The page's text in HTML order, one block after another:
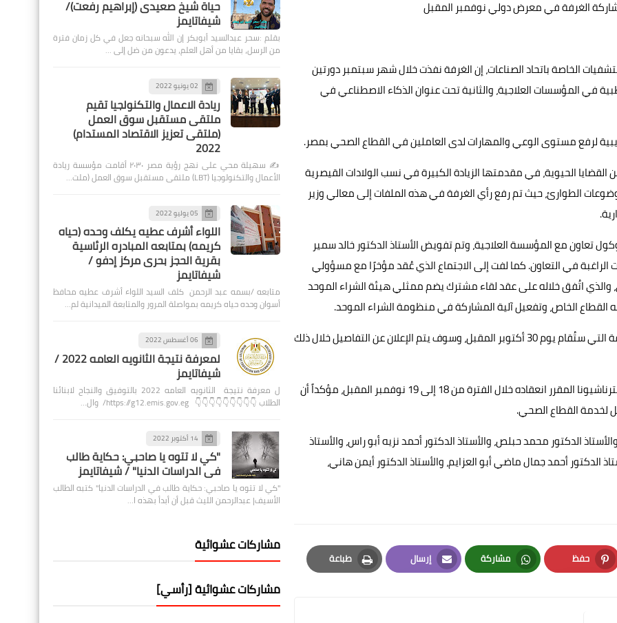
الغرفة في معرض دولي نوفمبر المقبل
الخاصة باتحاد الصناعات، إن الغرفة نفذت خلال شهر سبتمبر دورتين
في المؤسسات العلاجية، والثانية تحت عنوان الذكاء الاصطناعي في
لرفع مستوى الوعي والمهارات لدى العاملين في القطاع الصحي بمصر.
الحيوية، في مقدمتها الزيادة الكبيرة في نسب الولادات القيصرية
موضوعات الطوارئ، حيث تم رفع رأي الغرفة في هذه الملفات إلى معالي وزير
تعاون مع المؤسسة العلاجية، وتم تفويض الأستاذ الدكتور خالد سمير
في التعاون. كما لفت إلى الاجتماع الذي عُقد مؤخرًا مع مسؤولي
اتُفق خلاله على عقد لقاء مشترك يضم ممثلي هيئة الشراء الموحد
الخاص، وتفعيل آلية المشاركة في منظومة الشراء الموحد.
وأوضح عبدالمجيد أن اتحاد الصناعات سيعلن نتائج انتخابات الغرفة التي ستُقام يوم 30 أكتوبر المقبل، وسوف يتم الإعلان عن التفاصيل خلال ذلك
وكشف عبد المجيد عن مشاركة الغرفة في معرض تريد فيرز إنترناشيونا المقرر انعقاده خلال الفترة من 18 إلى 19 نوفمبر المقبل، مؤكداً أن
لخدمة القطاع الصحي.
الدكتور محمد حبلص، والأستاذ الدكتور أحمد نزيه أبو راس، والأستاذ
الدكتور أحمد جمال ماضي أبو العزايم، والأستاذ الدكتور أيمن هاني،
حفظ
Pinterest
مشاركة
Whatsapp
إرسال
Email
طباعة
Print
حياة شيخ صعيدى (إبراهيم رفعت)/
شيفاتايمز
بقلم :سحر عبدالسيد أبوبكر إن الله سبحانه جعل في كل زمان فترة
من الرسل، بقايا من أهل العلم، يدعون من ضل إلى …
02 يونيو 2022
ريادة الاعمال والتكنولجيا تقيم
ملتقى مستقبل سوق العمل
(ملتقى تعزيز الاقتصاد المستدام)
2022
✍️ سهيلة محي على نهج رؤية مصر ٢٠٣٠ أقامت مؤسسة ريادة
الأعمال والتكنولوجيا (LBT) ملتقى مستقبل سوق العمل (ملت…
05 يوليو 2022
اللواء أشرف عطيه يكلف وحده (حياه
كريمه) بمتابعه المبادره الرئاسية
بقرية الحجز بحرى مركز إدفو /
شيفاتايمز
متابعه /بسمه عبد الرحمن كلف السيد اللواء أشرف عطيه محافظ
أسوان وحده حياه كريمه بمواصلة المرور والمتابعة الميدانية لم…
06 أغسطس 2022
لمعرفة نتيجة الثانويه العامه 2022 /
شيفاتايمز
ل معرفة نتيجة الثانويه العامه 2022 بالتوفيق والنجاح لابنائنا
الطلاب 👇👇👇👇👇👇👇👇👇 https://g12.emis.gov.eg/ وال…
14 أكتوبر 2022
"كي لا تتوه يا صاحبي: حكاية طالب
في الدراسات الدنيا" / شيفاتايمز
"كي لا تتوه يا صاحبي: حكاية طالب في الدراسات الدنيا" كتبه الطالب
الأسيف| عبدالرحمن الليث قبل أن أبدأ بهذه ا…
مشاركات عشوائية
مشاركات عشوائية [رأسي]